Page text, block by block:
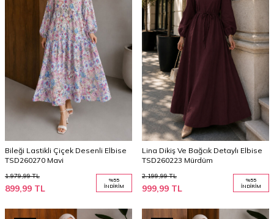
Bileği Lastikli Çiçek Desenli Elbise
TSD260270 Mavi
1.979,99TL
899,99 TL
%55
İNDIRIM
Lina Dikiş Ve Bağcık Detaylı Elbise
TSD260223 Mürdüm
2.199,99TL
999,99 TL
%55
İNDIRIM